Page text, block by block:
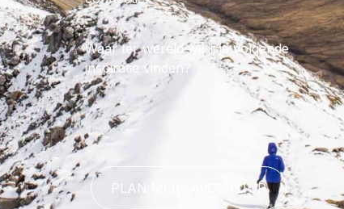
Waar ter wereld wil jij je volgende
inspiratie vinden?
PLAN MIJN AVONTUUR